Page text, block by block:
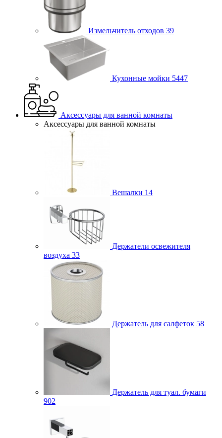
Измельчитель отходов 39
Кухонные мойки 5447
Аксессуары для ванной комнаты
Аксессуары для ванной комнаты
Вешалки 14
Держатели освежителя
воздуха 33
Держатель для салфеток 58
Держатель для туал. бумаги
902